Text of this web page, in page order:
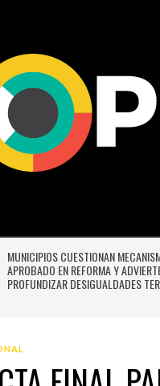
MUNICIPIOS CUESTIONAN
APROBADO EN REFORMA Y
PROFUNDIZAR DESIGUALDADES